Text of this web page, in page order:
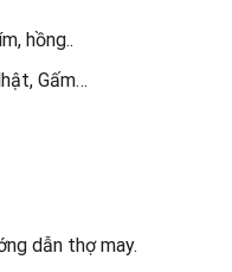
hồng..
Gấm…
dẫn thợ may.